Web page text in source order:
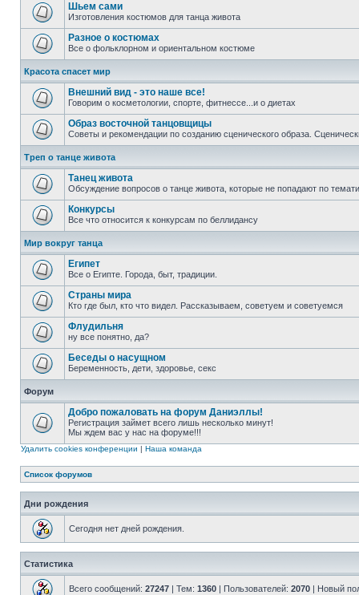
Шьем сами
Изготовления костюмов для танца живота
Разное о костюмах
Все о фольклорном и ориентальном костюме
Красота спасет мир
Внешний вид - это наше все!
Говорим о косметологии, спорте, фитнессе...и о диетах
Образ восточной танцовщицы
Советы и рекомендации по созданию сценического образа.
Треп о танце живота
Танец живота
Обсуждение вопросов о танце живота, которые не попадают по
Конкурсы
Все что относится к конкурсам по беллидансу
Мир вокруг танца
Египет
Все о Египте. Города, быт, традиции.
Страны мира
Кто где был, кто что видел. Рассказываем, советуем и советуемся
Флудильня
ну все понятно, да?
Беседы о насущном
Беременность, дети, здоровье, секс
Форум
Добро пожаловать на форум Даниэллы!
Регистрация займет всего лишь несколько минут!
Мы ждем вас у нас на форуме!!!
Удалить cookies конференции | Наша команда
Список форумов
Дни рождения
Сегодня нет дней рождения.
Статистика
Всего сообщений: 27247 | Тем: 1360 | Пользователей: 2070 | Новый